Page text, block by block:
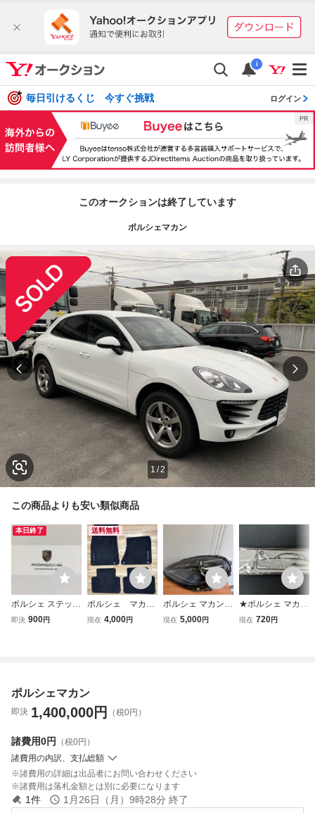
i
毎日引けるくじ 今すぐ挑戦 ログイン
このオークションは終了しています
ポルシェマカン
1/2
この商品よりも安い類似商品
本日終了
ポルシェ ステッカ
ー ★ リアウイン
即決 900円
送料無料
ポルシェ マカ
ン PORSCHE M
現在 4,000円
ポルシェ マカン
純正 LED ヘッド
現在 5,000円
★ポルシェ マカン
リフレクター(純正
現在 720円
ポルシェマカン
即決 1,400,000円 （税0円）
諸費用0円
（税0円）
諸費用の内訳、支払総額
諸費用の詳細は出品者にお問い合わせください
諸費用は落札金額とは別に必要になります
1件 1月26日（月）9時28分 終了